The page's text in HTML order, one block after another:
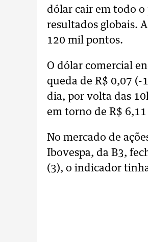
dólar cair em todo
resultados globais.
120 mil pontos.
O dólar comercial
queda de R$ 0,07 (-
dia, por volta das
em torno de R$
No mercado de
Ibovespa, da B3,
(3), o indicador